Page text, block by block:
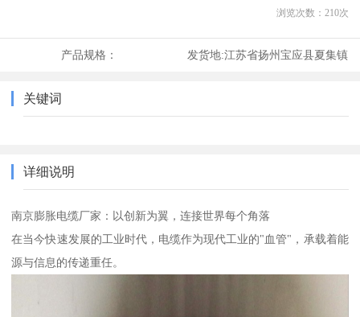
浏览次数： 210次
产品规格： 发货地:江苏省扬州宝应县夏集镇
关键词
详细说明
南京膨胀电缆厂家：以创新为翼，连接世界每个角落
在当今快速发展的工业时代，电缆作为现代工业的"血管"，承载着能
源与信息的传递重任。